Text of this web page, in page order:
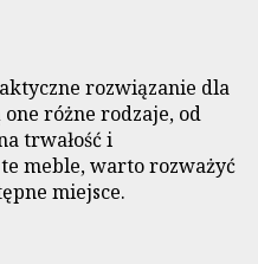
rozwiązanie dla
różne rodzaje, od
trwałość i
meble, warto rozważyć
miejsce.